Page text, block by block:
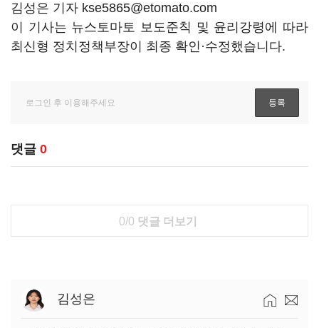
김성은 기자 kse5865@etomato.com
이 기사는 뉴스토마토 보도준칙 및 윤리강령에 따라
최신형 정치정책부장이 최종 확인·수정했습니다.
댓글 0
0/0 댓글 더보기
김성은